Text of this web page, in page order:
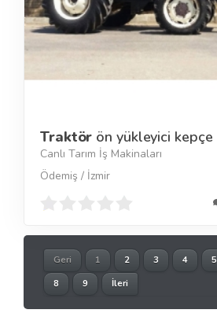
Traktör ön yükleyici kepçe
Canlı Tarım İş Makinaları
Ödemiş / İzmir
Geri 1 2 3 4 5
8
9 İleri